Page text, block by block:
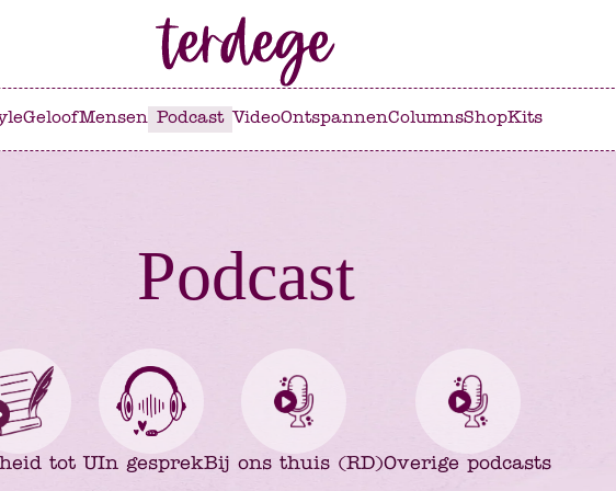
GeloofMensen Podcast VideoOntspannenColumnsShopKits
Podcast
tot UIn gesprekBij ons thuis (RD)Overige podcasts